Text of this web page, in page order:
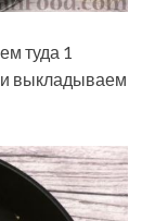
туда 1
и выкладываем